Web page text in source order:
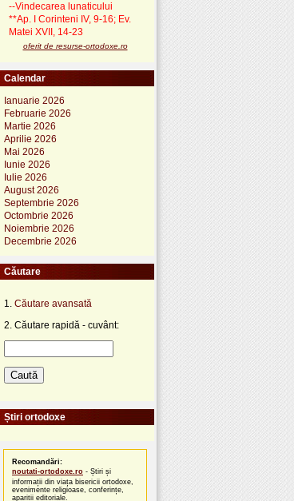
--Vindecarea lunaticului
**Ap. I Corinteni IV, 9-16; Ev.
Matei XVII, 14-23
oferit de resurse-ortodoxe.ro
Calendar
Ianuarie 2026
Februarie 2026
Martie 2026
Aprilie 2026
Mai 2026
Iunie 2026
Iulie 2026
August 2026
Septembrie 2026
Octombrie 2026
Noiembrie 2026
Decembrie 2026
Căutare
1. Căutare avansată
2. Căutare rapidă - cuvânt:
Știri ortodoxe
Recomandări:
noutati-ortodoxe.ro - Știri și
informații din viața bisericii ortodoxe,
evenimente religioase, conferințe,
apariții editoriale.